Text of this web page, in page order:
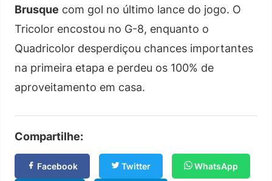
Brusque com gol no último lance do jogo. O
Tricolor encostou no G-8, enquanto o
Quadricolor desperdiçou chances importantes
na primeira etapa e perdeu os 100% de
aproveitamento em casa.
Compartilhe:
Facebook Twitter WhatsApp